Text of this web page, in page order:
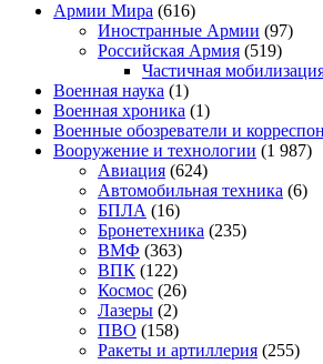
Армии Мира (616)
Иностранные Армии (97)
Российская Армия (519)
Частичная
Военная наука (1)
Военная хроника (1)
Военные обозреватели и
Вооружение и технологии (1 987)
Авиация (624)
Автомобильная техника (6)
БПЛА (16)
Бронетехника (235)
ВМФ (363)
ВПК (122)
Космос (26)
Лазеры (2)
ПВО (158)
Ракеты и артиллерия (255)